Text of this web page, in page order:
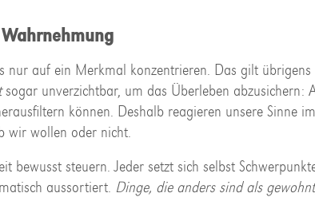
auf ein Merkmal konzentrieren. Das gilt
sogar unverzichtbar, um das Überleben abzusichern:
können. Deshalb reagieren unsere Sinne
wir wollen oder nicht.
bewusst steuern. Jeder setzt sich selbst
aussortiert. Dinge, die anders sind als gewohnt